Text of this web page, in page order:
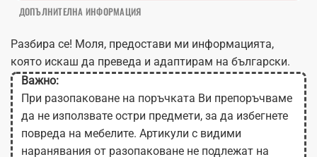
ДОПЪЛНИТЕЛНА ИНФОРМАЦИЯ
Разбира се! Моля, предостави ми информацията,
която искаш да преведа и адаптирам на български.
Важно:
При разопаковане на поръчката Ви препоръчваме
да не използвате остри предмети, за да избегнете
повреда на мебелите. Артикули с видими
наранявания от разопаковане не подлежат на